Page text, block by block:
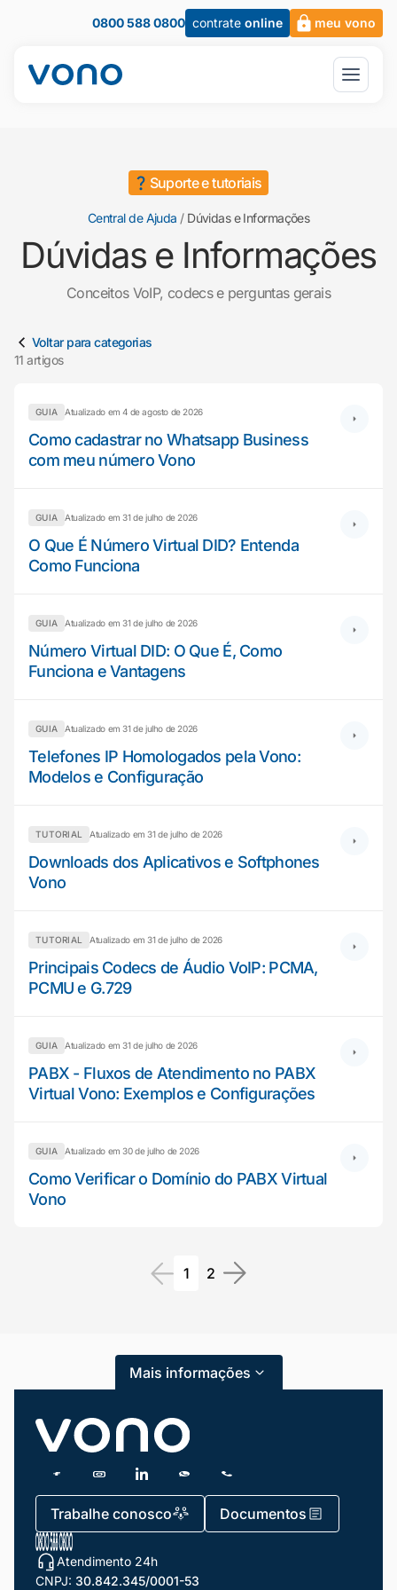
0800 588 0800 contrate online meu vono
Suporte e tutoriais
Central de Ajuda / Dúvidas e Informações
Dúvidas e Informações
Conceitos VoIP, codecs e perguntas gerais
Artigos em Dúvidas e Informações
Voltar para categorias
11 artigos
GUIA Atualizado em 4 de agosto de 2026
Como cadastrar no Whatsapp Business
com meu número Vono
GUIA Atualizado em 31 de julho de 2026
O Que É Número Virtual DID? Entenda
Como Funciona
GUIA Atualizado em 31 de julho de 2026
Número Virtual DID: O Que É, Como
Funciona e Vantagens
GUIA Atualizado em 31 de julho de 2026
Telefones IP Homologados pela Vono:
Modelos e Configuração
TUTORIAL Atualizado em 31 de julho de 2026
Downloads dos Aplicativos e Softphones
Vono
TUTORIAL Atualizado em 31 de julho de 2026
Principais Codecs de Áudio VoIP: PCMA,
PCMU e G.729
GUIA Atualizado em 31 de julho de 2026
PABX - Fluxos de Atendimento no PABX
Virtual Vono: Exemplos e Configurações
GUIA Atualizado em 30 de julho de 2026
Como Verificar o Domínio do PABX Virtual
Vono
1 2
Mais informações
Trabalhe conosco Documentos
Atendimento 24h
CNPJ: 30.842.345/0001-53